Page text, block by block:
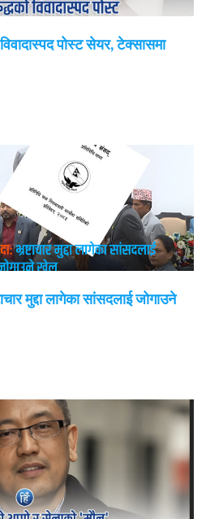
पोस्ट सेयर, टेक्सासमा
मुद्दा लागेका सांसदलाई जोगाउने